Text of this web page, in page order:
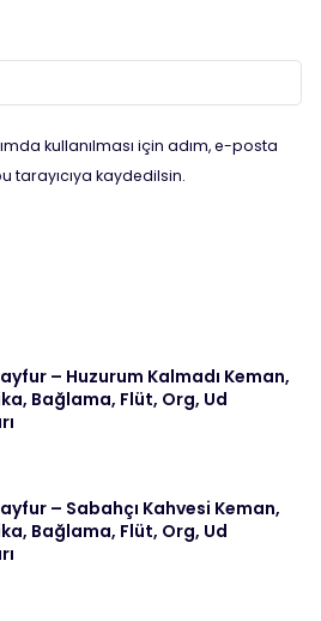
kullanılması için adım, e-posta
tarayıcıya kaydedilsin.
– Huzurum Kalmadı Keman,
Bağlama, Flüt, Org, Ud
– Sabahçı Kahvesi Keman,
Bağlama, Flüt, Org, Ud